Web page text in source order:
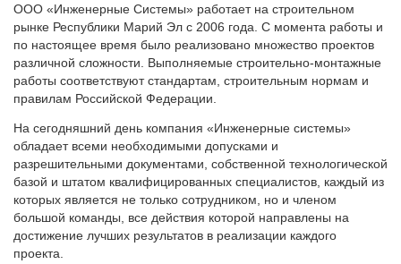
ООО «Инженерные Системы» работает на строительном
рынке Республики Марий Эл с 2006 года. С момента работы и
по настоящее время было реализовано множество проектов
различной сложности. Выполняемые строительно-монтажные
работы соответствуют стандартам, строительным нормам и
правилам Российской Федерации.
На сегодняшний день компания «Инженерные системы»
обладает всеми необходимыми допусками и
разрешительными документами, собственной технологической
базой и штатом квалифицированных специалистов, каждый из
которых является не только сотрудником, но и членом
большой команды, все действия которой направлены на
достижение лучших результатов в реализации каждого
проекта.